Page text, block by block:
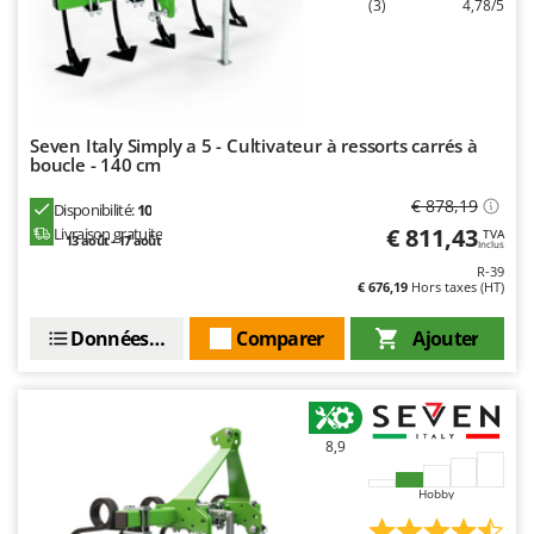
Seven Italy
Shark
Silky
Sirman
Smartwood
Solidur
Spring Protezione
Stanley
(3) 4,78/5
Seven Italy Simply a 5 - Cultivateur à ressorts carrés à
boucle - 140 cm
Disponibilité:10
Livraison gratuite
13 août - 17 août
€ 878,19
€ 811,43 TVA
Inclus
R-39
€ 676,19 Hors taxes (HT)
Ajouter
Comparer
Données techniques
8,9
Hobby